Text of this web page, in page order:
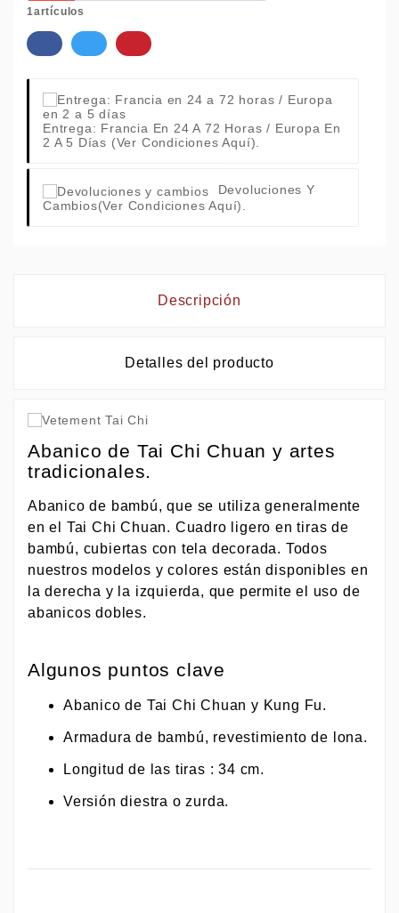
1artículos
Entrega: Francia En 24 A 72 Horas / Europa En
2 A 5 Días (Ver Condiciones Aquí).
Devoluciones Y
Cambios(Ver Condiciones Aquí).
Descripción
Detalles del producto
Abanico de Tai Chi Chuan y artes
tradicionales.
Abanico de bambú, que se utiliza generalmente
en el Tai Chi Chuan. Cuadro ligero en tiras de
bambú, cubiertas con tela decorada. Todos
nuestros modelos y colores están disponibles en
la derecha y la izquierda, que permite el uso de
abanicos dobles.
Algunos puntos clave
Abanico de Tai Chi Chuan y Kung Fu.
Armadura de bambú, revestimiento de lona.
Longitud de las tiras : 34 cm.
Versión diestra o zurda.